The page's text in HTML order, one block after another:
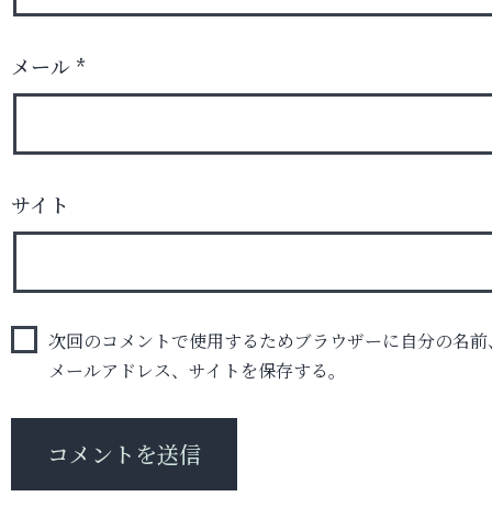
メール *
サイト
次回のコメントで使用するためブラウザーに自分の名前
メールアドレス、サイトを保存する。